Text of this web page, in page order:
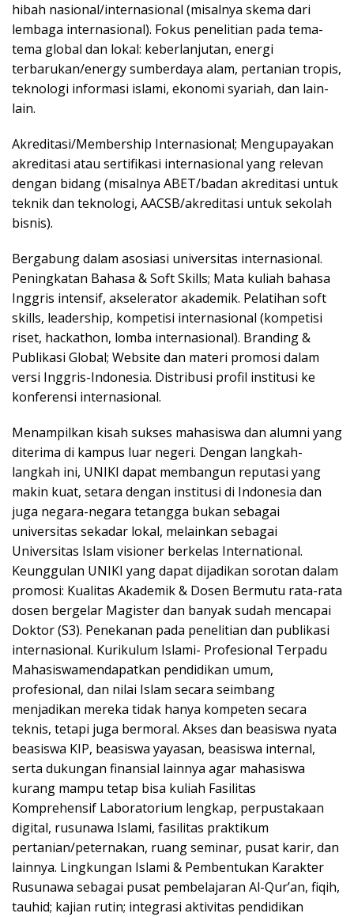
hibah nasional/internasional (misalnya skema dari
lembaga internasional). Fokus penelitian pada tema-
tema global dan lokal: keberlanjutan, energi
terbarukan/energy sumberdaya alam, pertanian tropis,
teknologi informasi islami, ekonomi syariah, dan lain-
lain.
Akreditasi/Membership Internasional; Mengupayakan
akreditasi atau sertifikasi internasional yang relevan
dengan bidang (misalnya ABET/badan akreditasi untuk
teknik dan teknologi, AACSB/akreditasi untuk sekolah
bisnis).
Bergabung dalam asosiasi universitas internasional.
Peningkatan Bahasa & Soft Skills; Mata kuliah bahasa
Inggris intensif, akselerator akademik. Pelatihan soft
skills, leadership, kompetisi internasional (kompetisi
riset, hackathon, lomba internasional). Branding &
Publikasi Global; Website dan materi promosi dalam
versi Inggris-Indonesia. Distribusi profil institusi ke
konferensi internasional.
Menampilkan kisah sukses mahasiswa dan alumni yang
diterima di kampus luar negeri. Dengan langkah-
langkah ini, UNIKI dapat membangun reputasi yang
makin kuat, setara dengan institusi di Indonesia dan
juga negara-negara tetangga bukan sebagai
universitas sekadar lokal, melainkan sebagai
Universitas Islam visioner berkelas International.
Keunggulan UNIKI yang dapat dijadikan sorotan dalam
promosi: Kualitas Akademik & Dosen Bermutu rata-rata
dosen bergelar Magister dan banyak sudah mencapai
Doktor (S3). Penekanan pada penelitian dan publikasi
internasional. Kurikulum Islami- Profesional Terpadu
Mahasiswamendapatkan pendidikan umum,
profesional, dan nilai Islam secara seimbang
menjadikan mereka tidak hanya kompeten secara
teknis, tetapi juga bermoral. Akses dan beasiswa nyata
beasiswa KIP, beasiswa yayasan, beasiswa internal,
serta dukungan finansial lainnya agar mahasiswa
kurang mampu tetap bisa kuliah Fasilitas
Komprehensif Laboratorium lengkap, perpustakaan
digital, rusunawa Islami, fasilitas praktikum
pertanian/peternakan, ruang seminar, pusat karir, dan
lainnya. Lingkungan Islami & Pembentukan Karakter
Rusunawa sebagai pusat pembelajaran Al-Qur’an, fiqih,
tauhid; kajian rutin; integrasi aktivitas pendidikan